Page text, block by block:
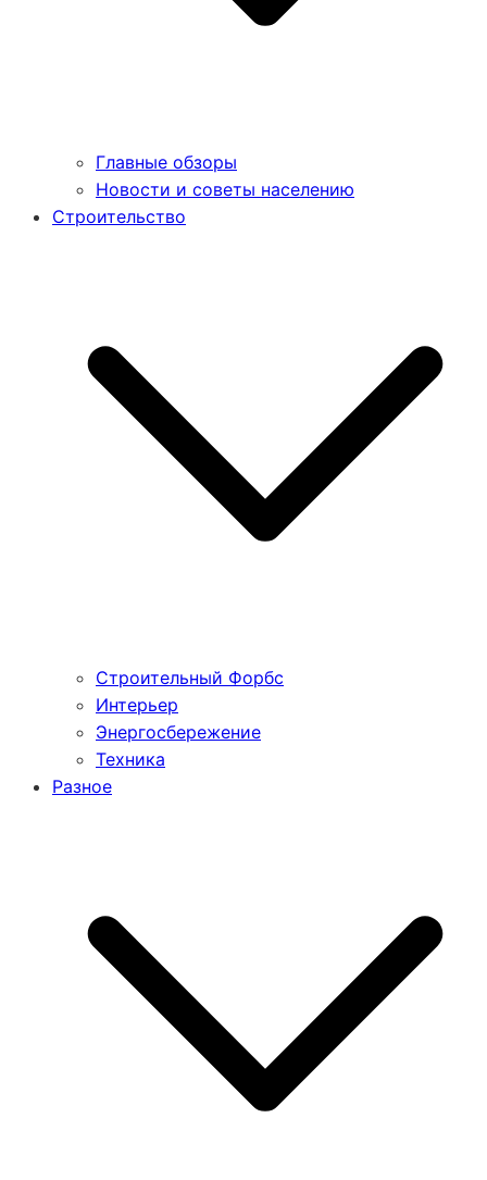
Главные обзоры
Новости и советы населению
Строительство
Строительный Форбс
Интерьер
Энергосбережение
Техника
Разное